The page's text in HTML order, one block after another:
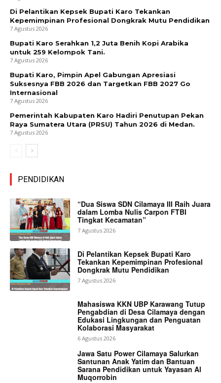
Di Pelantikan Kepsek Bupati Karo Tekankan
Kepemimpinan Profesional Dongkrak Mutu Pendidikan
7 Agustus 2026
Bupati Karo Serahkan 1,2 Juta Benih Kopi Arabika
untuk 259 Kelompok Tani.
7 Agustus 2026
Bupati Karo, Pimpin Apel Gabungan Apresiasi
Suksesnya FBB 2026 dan Targetkan FBB 2027 Go
Internasional
7 Agustus 2026
Pemerintah Kabupaten Karo Hadiri Penutupan Pekan
Raya Sumatera Utara (PRSU) Tahun 2026 di Medan.
7 Agustus 2026
PENDIDIKAN
“Dua Siswa SDN Cilamaya III Raih Juara
dalam Lomba Nulis Carpon FTBI
Tingkat Kecamatan”
7 Agustus 2026
Di Pelantikan Kepsek Bupati Karo
Tekankan Kepemimpinan Profesional
Dongkrak Mutu Pendidikan
7 Agustus 2026
Mahasiswa KKN UBP Karawang Tutup
Pengabdian di Desa Cilamaya dengan
Edukasi Lingkungan dan Penguatan
Kolaborasi Masyarakat
6 Agustus 2026
Jawa Satu Power Cilamaya Salurkan
Santunan Anak Yatim dan Bantuan
Sarana Pendidikan untuk Yayasan Al
Muqorrobin